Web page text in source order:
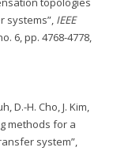
systems”, IEEE
6, pp. 4768-4778,
D.-H. Cho, J. Kim,
methods for a
system”,